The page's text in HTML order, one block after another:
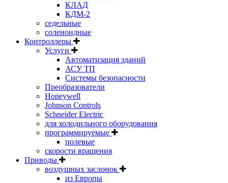
КЛАД
КДМ-2
седельные
соленоидные
Контроллеры
Услуги
Автоматизация зданий
АСУ ТП
Системы безопасности
Преобразователи
Honeywell
Johnson Controls
Schneider Electric
для холодильного оборудования
программируемые
полевые
скорости вращения
Приводы
воздушных заслонок
из Европы